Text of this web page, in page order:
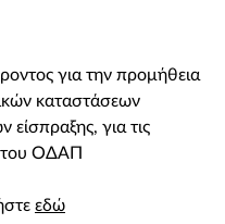
για την προμήθεια
καταστάσεων
είσπραξης, για τις
του ΟΔΑΠ
εδώ